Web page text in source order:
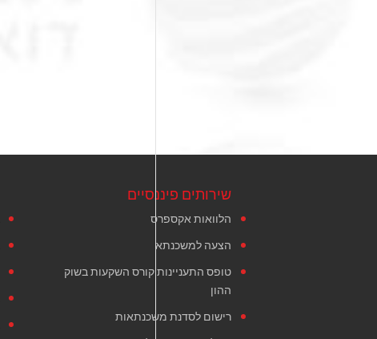
שירותים פיננסיים
הלוואות אקספרס
הצעה למשכנתא
טופס התעניינות קורס השקעות בשוק
ההון
רישום לסדנת משכנתאות